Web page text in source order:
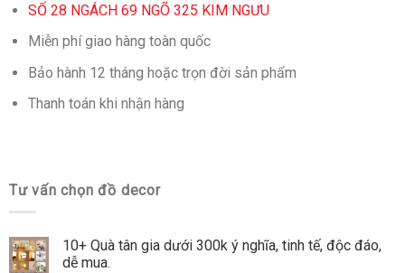
SỐ 28 NGÁCH 69 NGÕ 325 KIM NGƯU
Miễn phí giao hàng toàn quốc
Bảo hành 12 tháng hoặc trọn đời sản phẩm
Thanh toán khi nhận hàng
Tư vấn chọn đồ decor
10+ Quà tân gia dưới 300k ý nghĩa, tinh tế, độc đáo,
dễ mua.